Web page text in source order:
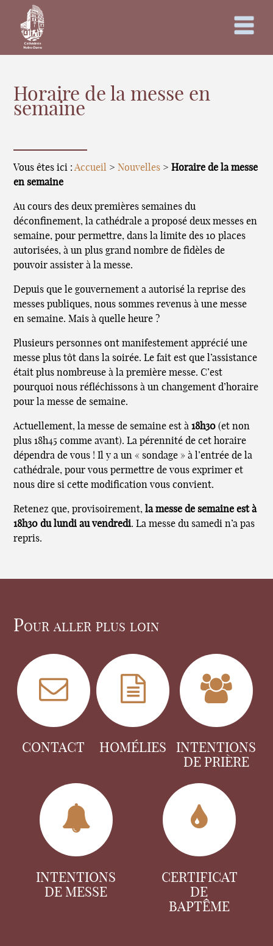
Horaire de la messe en
semaine
Vous êtes ici :Accueil > Nouvelles >Horaire de la messe
en semaine
Au cours des deux premières semaines du
déconfinement, la cathédrale a proposé deux messes en
semaine, pour permettre, dans la limite des 10 places
autorisées, à un plus grand nombre de fidèles de
pouvoir assister à la messe.
Depuis que le gouvernement a autorisé la reprise des
messes publiques, nous sommes revenus à une messe
en semaine. Mais à quelle heure ?
Plusieurs personnes ont manifestement apprécié une
messe plus tôt dans la soirée. Le fait est que l’assistance
était plus nombreuse à la première messe. C’est
pourquoi nous réfléchissons à un changement d’horaire
pour la messe de semaine.
Actuellement, la messe de semaine est à18h30 (et non
plus 18h45 comme avant). La pérennité de cet horaire
dépendra de vous ! Il y a un « sondage » à l’entrée de la
cathédrale, pour vous permettre de vous exprimer et
nous dire si cette modification vous convient.
Retenez que, provisoirement,la messe de semaine est à
18h30 du lundi au vendredi. La messe du samedi n’a pas
repris.
Pour aller plus loin
CONTACT HOMÉLIES
INTENTIONS
DE PRIÈRE
INTENTIONS
DE MESSE
CERTIFICAT
DE
BAPTÊME